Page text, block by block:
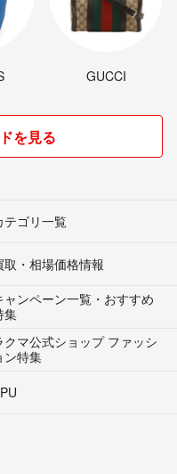
GUCCI
を見る
テゴリ一覧
取・相場価格情報
ャンペーン一覧・おすすめ
集
クマ公式ショップ ファッシ
ン特集